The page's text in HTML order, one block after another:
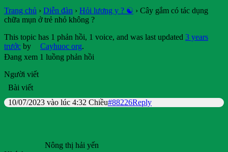
Trang chủ › Diễn đàn › Hỏi lương y ? ☯️ › Cây gắm có tác dụng
chữa mụn ở trẻ nhỏ không ?
This topic has 1 phản hồi, 1 voice, and was last updated 3 years
trước by Cayhuoc org.
Đang xem 1 luồng phản hồi
Người viết
Bài viết
10/07/2023 vào lúc 4:32 Chiều#88226Reply
Nông thị hải yến